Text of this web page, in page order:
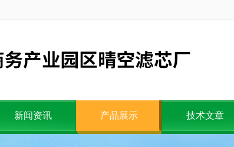
新闻资讯 产品展示 技术文章